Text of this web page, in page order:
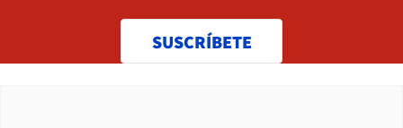
SUSCRÍBETE